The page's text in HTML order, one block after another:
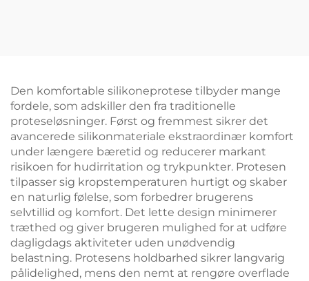
Den komfortable silikoneprotese tilbyder mange
fordele, som adskiller den fra traditionelle
proteseløsninger. Først og fremmest sikrer det
avancerede silikonmateriale ekstraordinær komfort
under længere bæretid og reducerer markant
risikoen for hudirritation og trykpunkter. Protesen
tilpasser sig kropstemperaturen hurtigt og skaber
en naturlig følelse, som forbedrer brugerens
selvtillid og komfort. Det lette design minimerer
træthed og giver brugeren mulighed for at udføre
dagligdags aktiviteter uden unødvendig
belastning. Protesens holdbarhed sikrer langvarig
pålidelighed, mens den nemt at rengøre overflade